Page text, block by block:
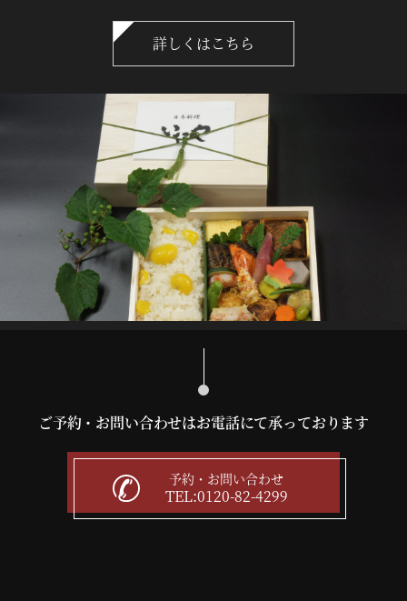
詳しくはこちら
ご予約・お問い合わせはお電話にて承っております
予約・お問い合わせ
TEL:0120-82-4299